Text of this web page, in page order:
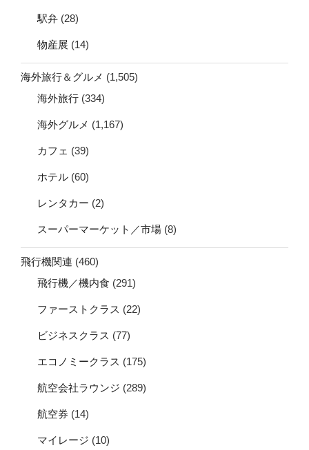
駅弁 (28)
物産展 (14)
海外旅行＆グルメ (1,505)
海外旅行 (334)
海外グルメ (1,167)
カフェ (39)
ホテル (60)
レンタカー (2)
スーパーマーケット／市場 (8)
飛行機関連 (460)
飛行機／機内食 (291)
ファーストクラス (22)
ビジネスクラス (77)
エコノミークラス (175)
航空会社ラウンジ (289)
航空券 (14)
マイレージ (10)